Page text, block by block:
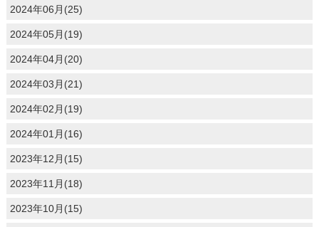
2024年06月(25)
2024年05月(19)
2024年04月(20)
2024年03月(21)
2024年02月(19)
2024年01月(16)
2023年12月(15)
2023年11月(18)
2023年10月(15)